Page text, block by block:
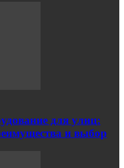
для улиц:
и выбор